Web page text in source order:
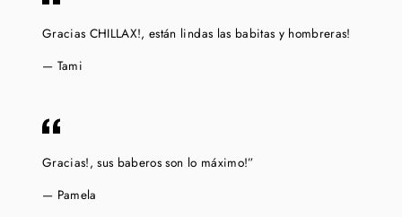
Gracias CHILLAX!, están lindas las babitas y hombreras!
Tami
Gracias!, sus baberos son lo máximo!”
Pamela